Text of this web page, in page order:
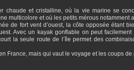
chaude et cristalline, où la vie marine se
multicolore et où les petits mérous notamment
de fort vent d’ouest, la côte opposée étant
Avec un kayak gonflable on peut facilement
la seule route de l’île permet des
France, mais qui vaut le voyage et les coups de